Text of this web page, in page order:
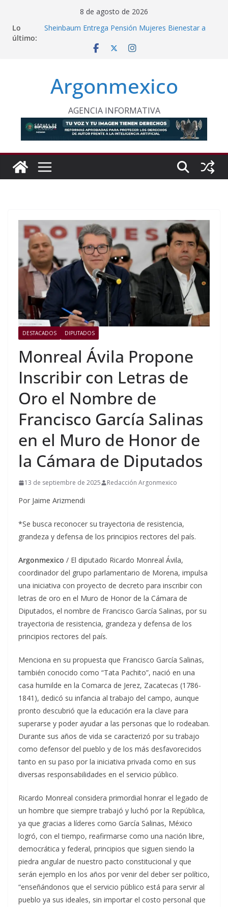
contenido
8 de agosto de 2026
Lo
último:
Sheinbaum Entrega Pensión Mujeres Bienestar a
Comision Permanente Pide Frenar Discurso de
Tecámac
PT Solicita a ASF Auditar Recursos Municipales en
Procesan a Ángel Ernesto “N” por Robo de Vehículo
en Chimalhuacán
Argonmexico
AGENCIA INFORMATIVA
DESTACADOS DIPUTADOS
Monreal Ávila Propone
Inscribir con Letras de
Oro el Nombre de
Francisco García Salinas
en el Muro de Honor de
la Cámara de Diputados
13 de septiembre de 2025 Redacción Argonmexico
Por Jaime Arizmendi
*Se busca reconocer su trayectoria de resistencia,
grandeza y defensa de los principios rectores del país.
Argonmexico / El diputado Ricardo Monreal Ávila,
coordinador del grupo parlamentario de Morena, impulsa
una iniciativa con proyecto de decreto para inscribir con
letras de oro en el Muro de Honor de la Cámara de
Diputados, el nombre de Francisco García Salinas, por su
trayectoria de resistencia, grandeza y defensa de los
principios rectores del país.
Menciona en su propuesta que Francisco García Salinas,
también conocido como “Tata Pachito”, nació en una
casa humilde en la Comarca de Jerez, Zacatecas (1786-
1841), dedicó su infancia al trabajo del campo, aunque
pronto descubrió que la educación era la clave para
superarse y poder ayudar a las personas que lo rodeaban.
Durante sus años de vida se caracterizó por su trabajo
como defensor del pueblo y de los más desfavorecidos
tanto en su paso por la iniciativa privada como en sus
diversas responsabilidades en el servicio público.
Ricardo Monreal considera primordial honrar el legado de
un hombre que siempre trabajó y luchó por la República,
ya que gracias a líderes como García Salinas, México
logró, con el tiempo, reafirmarse como una nación libre,
democrática y federal, principios que siguen siendo la
piedra angular de nuestro pacto constitucional y que
serán ejemplo en los años por venir del deber ser político,
“enseñándonos que el servicio público está para servir al
pueblo ya sus ideales, sin importar el costo personal que